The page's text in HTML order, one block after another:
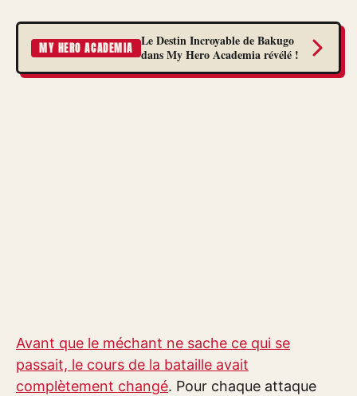
MY HERO ACADEMIA Le Destin Incroyable de Bakugo
dans My Hero Academia révélé !
Avant que le méchant ne sache ce qui se
passait, le cours de la bataille avait
complètement changé. Pour chaque attaque